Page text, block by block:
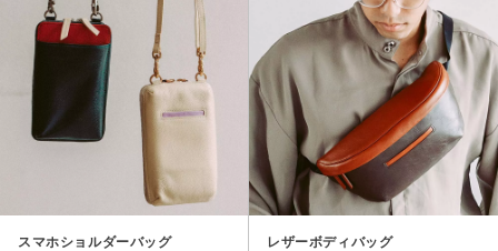
スマホショルダーバッグ
レザーボディバッグ